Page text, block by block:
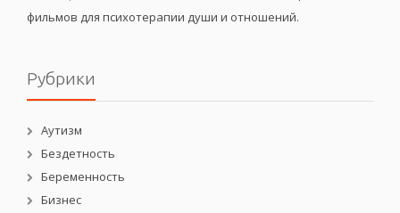
фильмов для психотерапии души и отношений.
Рубрики
Аутизм
Бездетность
Беременность
Бизнес